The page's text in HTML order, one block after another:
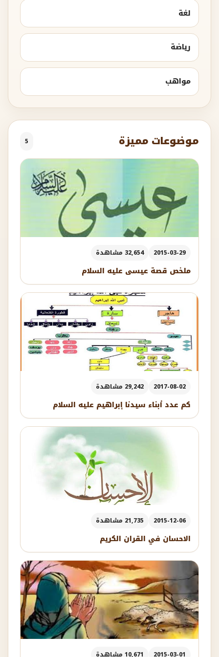
لغة
رياضة
مواهب
موضوعات مميزة 5
2015-03-29 32,654 مشاهدة
ملخص قصة عيسى عليه السلام
2017-08-02 29,242 مشاهدة
كم عدد أبناء سيدنا إبراهيم عليه السلام
2015-12-06 21,735 مشاهدة
الاحسان في القران الكريم
2015-03-01 10,671 مشاهدة